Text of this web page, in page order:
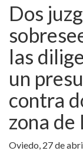
Dos
las
un
contra
zona de
Oviedo, 27 de